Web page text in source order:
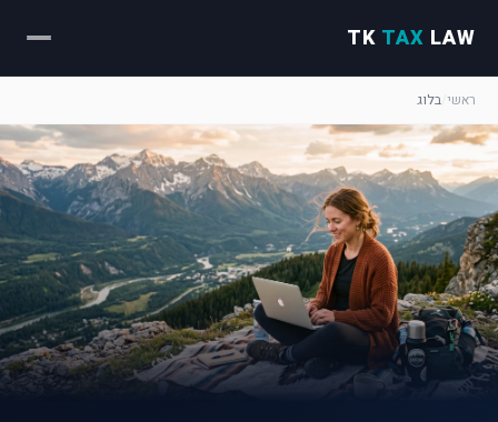
TK TAX LAW
ראשי בלוג